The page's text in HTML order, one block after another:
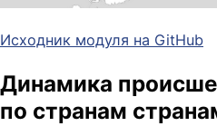
Исходник модуля на GitHub
Динамика
по странам